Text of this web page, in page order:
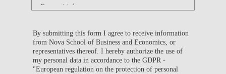
By submitting this form I agree to receive information
from Nova School of Business and Economics, or
representatives thereof. I hereby authorize the use of
my personal data in accordance to the GDPR -
"European regulation on the protection of personal